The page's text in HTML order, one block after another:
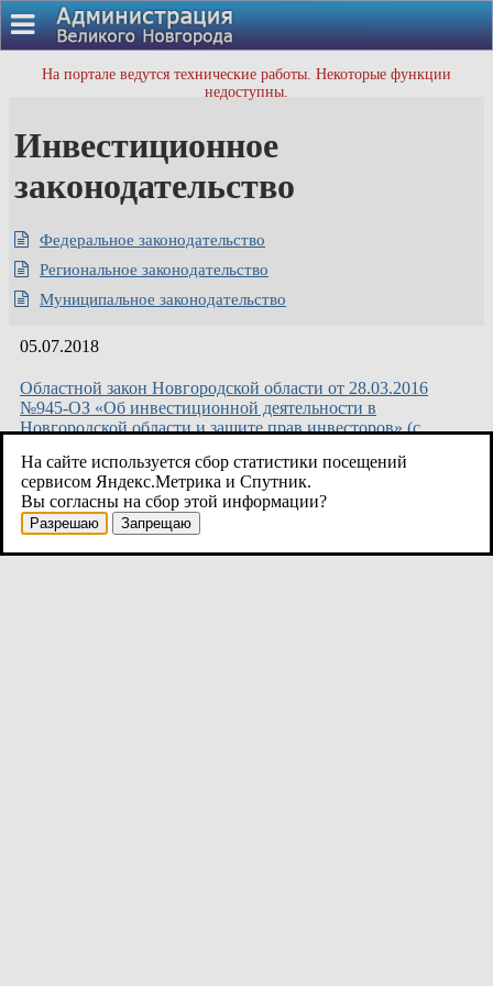
На портале ведутся технические работы. Некоторые функции
недоступны.
Инвестиционное
законодательство
Федеральное законодательство
Региональное законодательство
Муниципальное законодательство
05.07.2018
Областной закон Новгородской области от 28.03.2016
№945-ОЗ «Об инвестиционной деятельности в
Новгородской области и защите прав инвесторов» (с
На сайте используется сбор статистики посещений
сервисом Яндекс.Метрика и Спутник.
Вы согласны на сбор этой информации?
Разрешаю Запрещаю